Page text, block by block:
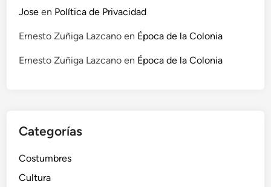
Jose en Política de Privacidad
Ernesto Zuñiga Lazcano en Época de la Colonia
Ernesto Zuñiga Lazcano en Época de la Colonia
Categorías
Costumbres
Cultura